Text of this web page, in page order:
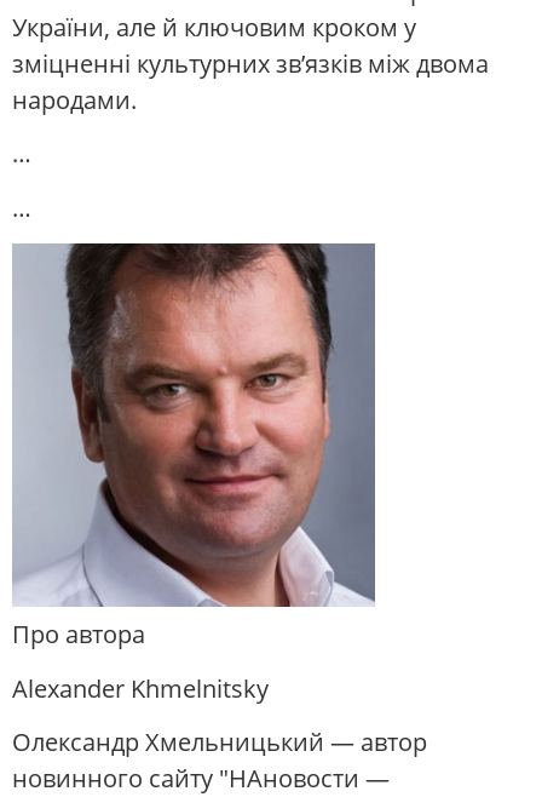
України, але й ключовим кроком у
зміцненні культурних зв’язків між двома
народами.
…
…
Про автора
Alexander Khmelnitsky
Олександр Хмельницький — автор
новинного сайту "НАновости —